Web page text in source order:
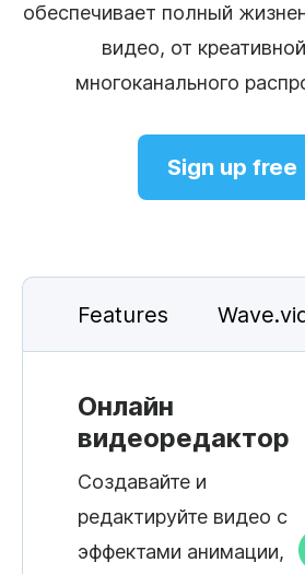
обеспечивает полный
видео, от
многоканального
Sign up
Features
Онлайн
видеоредактор
Создавайте и
редактируйте видео с
эффектами анимации,